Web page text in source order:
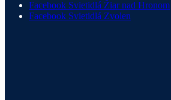
Facebook Svietidlá Žiar nad Hronom
Facebook Svietidlá Zvolen